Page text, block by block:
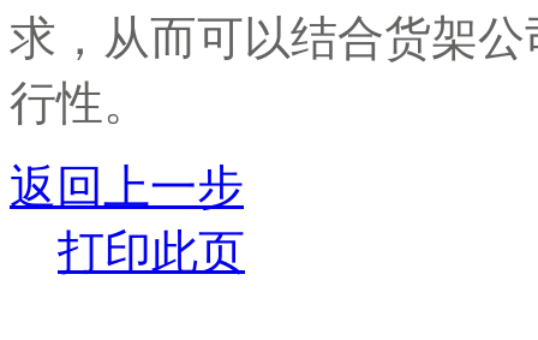
求，从而可以结合货架
行性。
返回上一步
打印此页